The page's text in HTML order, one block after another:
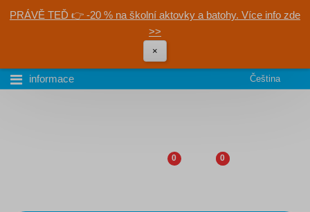
PRÁVĚ TEĎ 👉 -20 % na školní aktovky a batohy. Více info zde
>>
×
informace Čeština
0 0